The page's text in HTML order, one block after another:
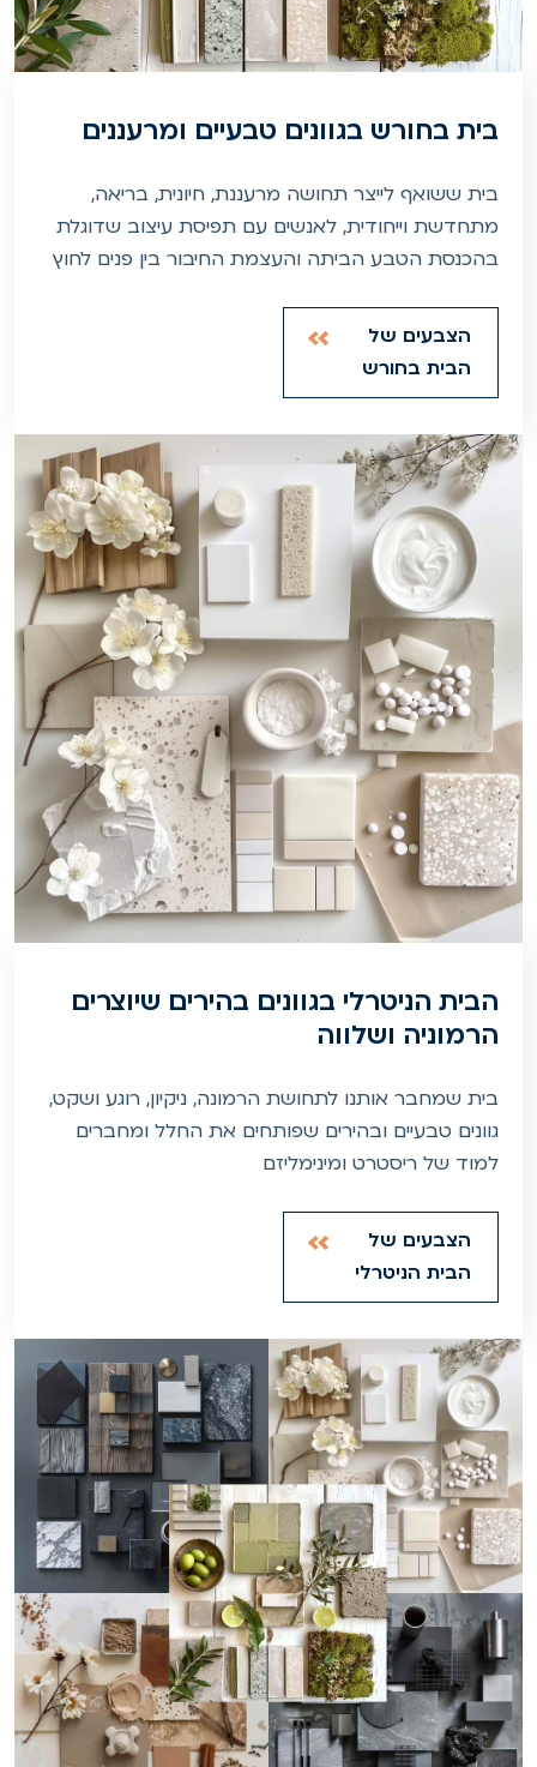
בית בחורש בגוונים טבעיים ומרעננים
בית ששואף לייצר תחושה מרעננת, חיונית, בריאה,
מתחדשת וייחודית, לאנשים עם תפיסת עיצוב שדוגלת
בהכנסת הטבע הביתה והעצמת החיבור בין פנים לחוץ
הצבעים של
הבית בחורש
הבית הניטרלי בגוונים בהירים שיוצרים
הרמוניה ושלווה
בית שמחבר אותנו לתחושת הרמונה, ניקיון, רוגע ושקט,
גוונים טבעיים ובהירים שפותחים את החלל ומחברים
למוד של ריסטרט ומינימליזם
הצבעים של
הבית הניטרלי